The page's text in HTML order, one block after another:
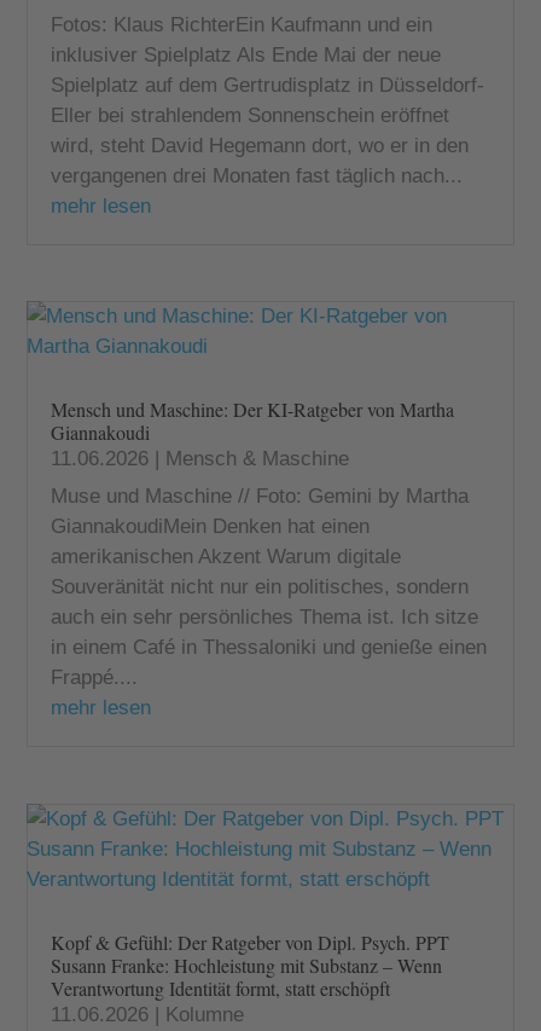
Fotos: Klaus RichterEin Kaufmann und ein
inklusiver Spielplatz Als Ende Mai der neue
Spielplatz auf dem Gertrudisplatz in Düsseldorf-
Eller bei strahlendem Sonnenschein eröffnet
wird, steht David Hegemann dort, wo er in den
vergangenen drei Monaten fast täglich nach...
mehr lesen
Mensch und Maschine: Der KI-Ratgeber von Martha
Giannakoudi
11.06.2026
Mensch & Maschine
Muse und Maschine // Foto: Gemini by Martha
GiannakoudiMein Denken hat einen
amerikanischen Akzent Warum digitale
Souveränität nicht nur ein politisches, sondern
auch ein sehr persönliches Thema ist. Ich sitze
in einem Café in Thessaloniki und genieße einen
Frappé....
mehr lesen
Kopf & Gefühl: Der Ratgeber von Dipl. Psych. PPT
Susann Franke: Hochleistung mit Substanz – Wenn
Verantwortung Identität formt, statt erschöpft
11.06.2026 | Kolumne